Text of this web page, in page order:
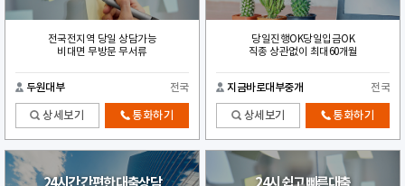
전국전지역 당일 상담가능
비대면 무방문 무서류
두원대부 전국
상세보기 통화하기
당일진행OK당일입금OK
직종 상관없이 최대60개월
지금바로대부중개 전국
상세보기 통화하기